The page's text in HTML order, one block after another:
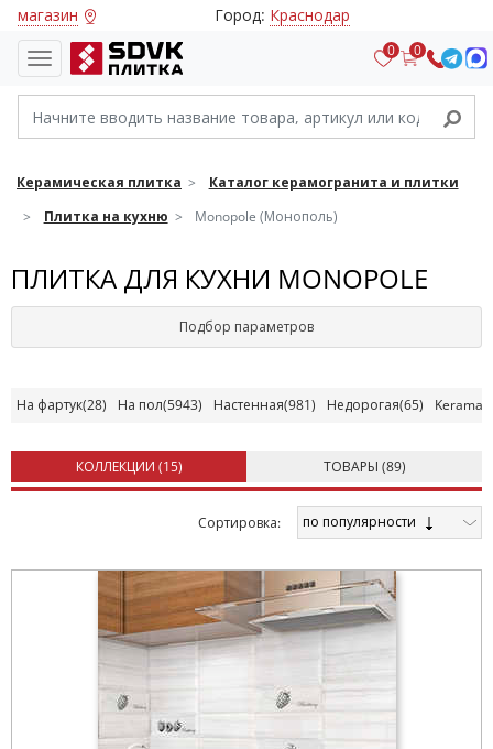
магазин Город: Краснодар
0 0
Керамическая плитка
Каталог керамогранита и плитки
Плитка на кухню
Monopole (Монополь)
ПЛИТКА ДЛЯ КУХНИ MONOPOLE
Подбор параметров
На фартук(28) На пол(5943) Настенная(981) Недорогая(65) Kerama
КОЛЛЕКЦИИ (15) ТОВАРЫ (89)
Cортировка: по популярности